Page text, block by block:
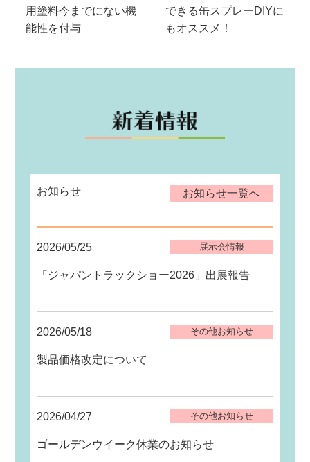
用塗料今までにない機
能性を付与
できる缶スプレーDIYに
もオススメ！
お知らせ お知らせ一覧へ
2026/05/25 展示会情報
「ジャパントラックショー2026」出展報告
2026/05/18 その他お知らせ
製品価格改定について
2026/04/27 その他お知らせ
ゴールデンウイーク休業のお知らせ